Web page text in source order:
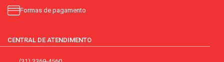
Formas de pagamento
CENTRAL DE ATENDIMENTO